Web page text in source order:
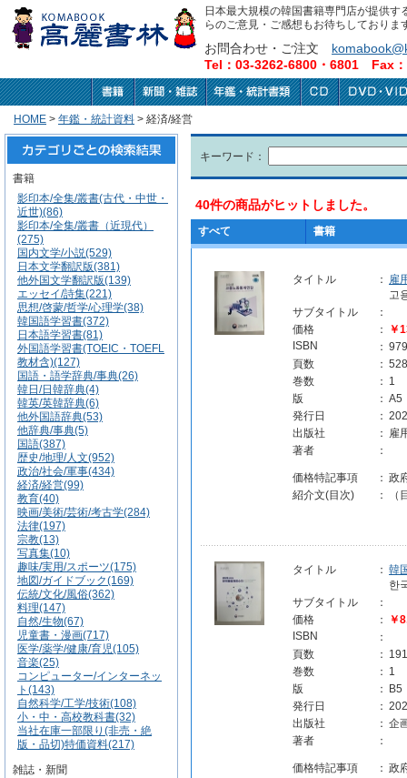
日本最大規模の韓国書籍専門店が提供
らのご意見・ご感想もお待ちしておりま
お問合わせ・ご注文
Tel：03-3262-6800・6801 Fax
HOME > 年鑑・統計資料 > 経済/経営
書籍
影印本/全集/叢書(古代・中世・
近世)(86)
影印本/全集/叢書（近現代）
(275)
国内文学/小説(529)
日本文学翻訳版(381)
他外国文学翻訳版(139)
エッセイ/詩集(221)
思想/啓蒙/哲学/心理学(38)
韓国語学習書(372)
日本語学習書(81)
外国語学習書(TOEIC・TOEFL
教材含)(127)
国語・語学辞典/事典(26)
韓日/日韓辞典(4)
韓英/英韓辞典(6)
他外国語辞典(53)
他辞典/事典(5)
国語(387)
歴史/地理/人文(952)
政治/社会/軍事(434)
経済/経営(99)
教育(40)
映画/美術/芸術/考古学(284)
法律(197)
宗教(13)
写真集(10)
趣味/実用/スポーツ(175)
地図/ガイドブック(169)
伝統/文化/風俗(362)
料理(147)
自然/生物(67)
児童書・漫画(717)
医学/薬学/健康/育児(105)
音楽(25)
コンピューター/インターネッ
ト(143)
自然科学/工学/技術(108)
小・中・高校教科書(32)
当社在庫一部限り(非売・絶
版・品切)特価資料(217)
雑誌・新聞
キーワード：
40件の商品がヒットしました。
すべて 書籍
タイトル ： 雇
고
サブタイトル
：
価格
：
￥
ISBN
：
頁数
： 528
巻数
： 1
版
： A5
発行日
：
出版社
： 雇
著者
：
価格特記事項 ： 政
紹介文(目次)
：
タイトル ： 韓
한
サブタイトル
：
価格
：
￥
ISBN
：
頁数
： 191
巻数
： 1
版
：
B5
発行日
：
出版社
： 企
著者
：
価格特記事項 ： 政